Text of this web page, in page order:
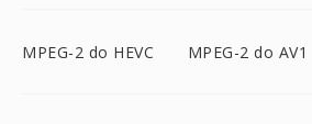
MPEG-2 do HEVC MPEG-2 do AV1